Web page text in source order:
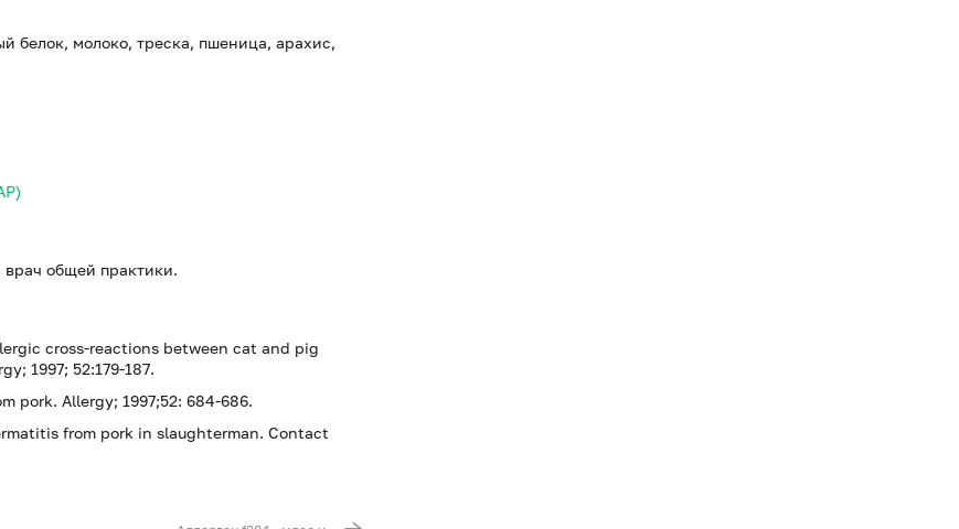
белок, молоко, треска, пшеница, арахис,
врач общей практики.
cross-reactions between cat and pig
1997; 52:179-187.
pork. Allergy; 1997;52: 684-686.
from pork in slaughterman. Contact